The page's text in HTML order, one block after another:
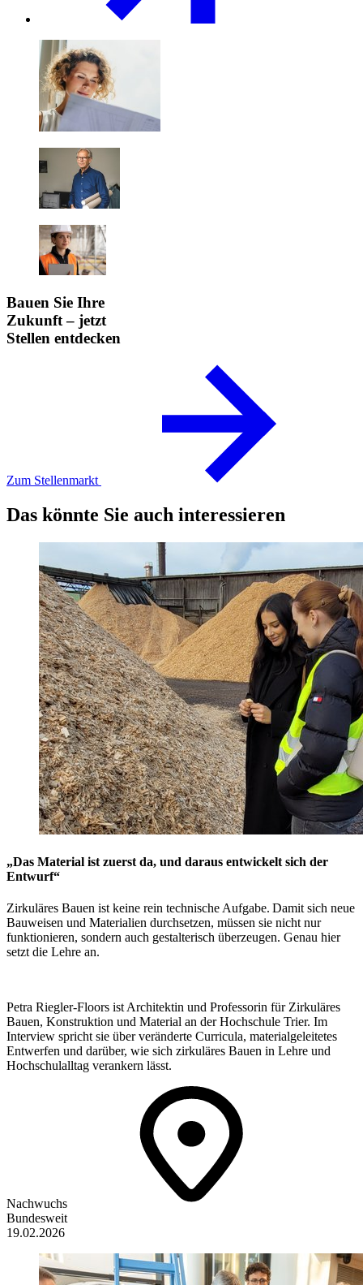
Bauen Sie Ihre
Zukunft – jetzt
Stellen entdecken
Zum Stellenmarkt
Das könnte Sie auch interessieren
„Das Material ist zuerst da, und daraus entwickelt sich der
Entwurf“
Zirkuläres Bauen ist keine rein technische Aufgabe. Damit sich neue
Bauweisen und Materialien durchsetzen, müssen sie nicht nur
funktionieren, sondern auch gestalterisch überzeugen. Genau hier
setzt die Lehre an.
Petra Riegler-Floors ist Architektin und Professorin für Zirkuläres
Bauen, Konstruktion und Material an der Hochschule Trier. Im
Interview spricht sie über veränderte Curricula, materialgeleitetes
Entwerfen und darüber, wie sich zirkuläres Bauen in Lehre und
Hochschulalltag verankern lässt.
Nachwuchs
Bundesweit
19.02.2026